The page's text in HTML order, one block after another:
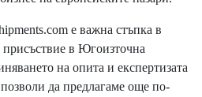
е важна стъпка в
в Югоизточна
на опита и експертизата
да предлагаме още по-